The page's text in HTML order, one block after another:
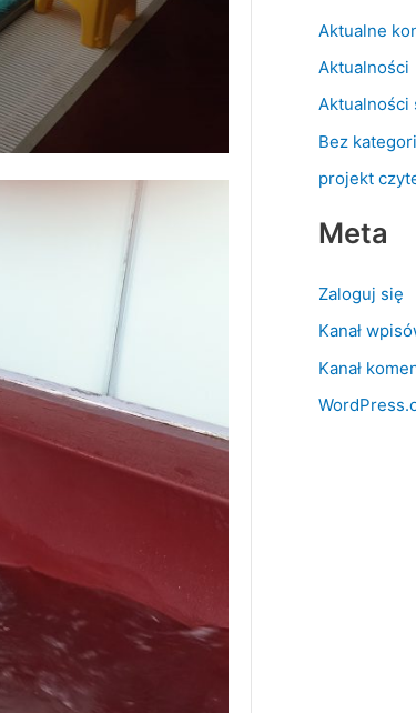
Aktualne
Aktualności
Aktualności
Bez
projekt
Meta
Zaloguj się
Kanał
Kanał